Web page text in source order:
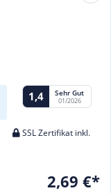
1,4 Sehr Gut
01/2026
SSL Zertifikat inkl.
2,69 €*